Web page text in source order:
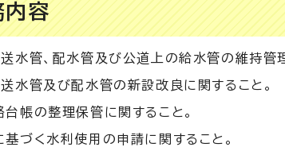
内容
送水管、配水管及び公道上の給水管の維持管
水管及び配水管の新設改良に関すること。
台帳の整理保管に関すること。
づく水利使用の申請に関すること。